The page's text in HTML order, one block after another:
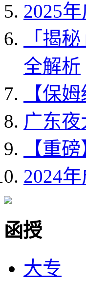
2025
「揭
全解析
【保
广东
【重
2024
函授
大专